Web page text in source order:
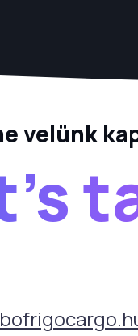
velünk